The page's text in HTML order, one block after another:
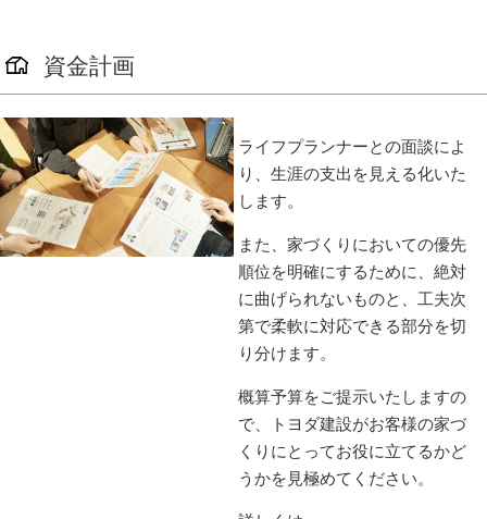
資金計画
ライフプランナーとの面談によ
り、生涯の支出を見える化いた
します。
また、家づくりにおいての優先
順位を明確にするために、絶対
に曲げられないものと、工夫次
第で柔軟に対応できる部分を切
り分けます。
概算予算をご提示いたしますの
で、トヨダ建設がお客様の家づ
くりにとってお役に立てるかど
うかを見極めてください。